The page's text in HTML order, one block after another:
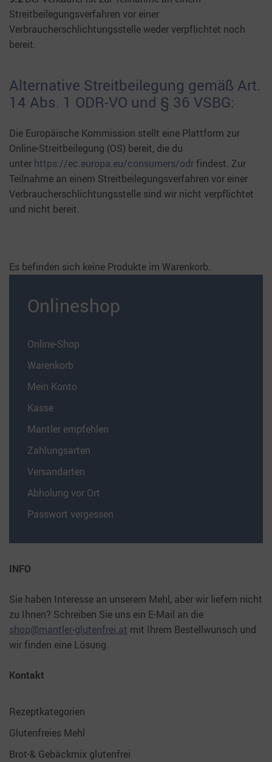
Streitbeilegungsverfahren vor einer
Verbraucherschlichtungsstelle weder verpflichtet noch
bereit.
Alternative Streitbeilegung gemäß Art.
14 Abs. 1 ODR-VO und § 36 VSBG:
Die Europäische Kommission stellt eine Plattform zur
Online-Streitbeilegung (OS) bereit, die du
unter https://ec.europa.eu/consumers/odrfindest. Zur
Teilnahme an einem Streitbeilegungsverfahren vor einer
Verbraucherschlichtungsstelle sind wir nicht verpflichtet
und nicht bereit.
Es befinden sich keine Produkte im Warenkorb.
Onlineshop
Online-Shop
Warenkorb
Mein Konto
Kasse
Mantler empfehlen
Zahlungsarten
Versandarten
Abholung vor Ort
Passwort vergessen
INFO
Sie haben Interesse an unserem Mehl, aber wir liefern nicht
zu Ihnen? Schreiben Sie uns ein E-Mail an die
shop@mantler-glutenfrei.at mit Ihrem Bestellwunsch und
wir finden eine Lösung.
Kontakt
Rezeptkategorien
Glutenfreies Mehl
Brot-& Gebäckmix glutenfrei